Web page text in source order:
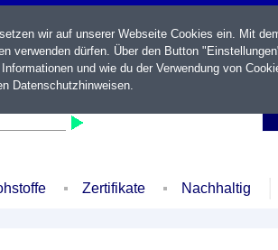
Zertifikate Nachhaltig
wir auf unserer Webseite Cookies ein. Mit
verwenden dürfen. Über den Button
und wie du der Verwendung von
Datenschutzhinweisen.